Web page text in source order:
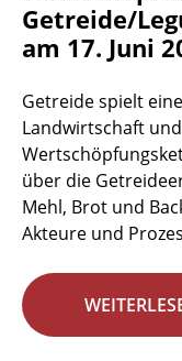
Getreide/
am 17. Juni
Getreide spielt
Landwirtschaft
über die
Mehl, Brot und
Akteure und